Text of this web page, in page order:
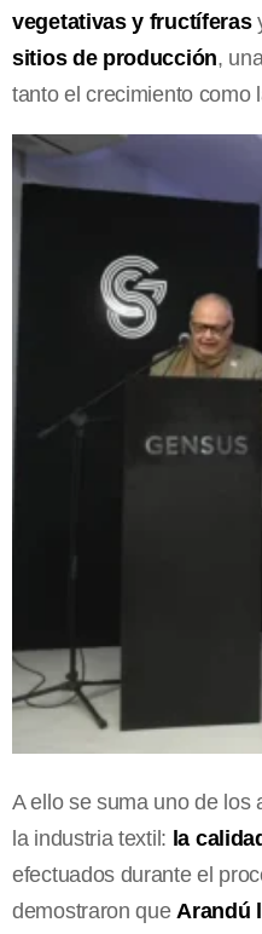
vegetativas y fructíferas
sitios de producción,
tanto el crecimiento como
A ello se suma uno de los
la industria textil: la
efectuados durante el
demostraron queArandú